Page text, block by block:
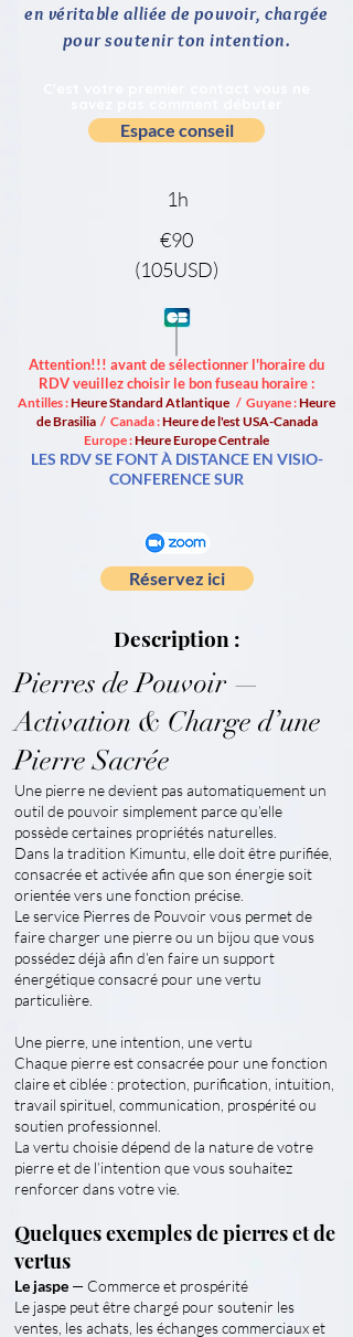
en véritable alliée de pouvoir, chargée
pour soutenir ton intention.
Espace conseil
1h
€90
(105USD)
Attention!!! avant de sélectionner l'horaire du
RDV veuillez choisir le bon fuseau horaire :
Antilles :Heure Standard Atlantique / Guyane :Heure
de Brasilia / Canada :Heure de l'est USA-Canada
Europe :Heure Europe Centrale
LES RDV SE FONT À DISTANCE EN VISIO-
CONFERENCE SUR
Réservez ici
Description :
Pierres de Pouvoir —
Activation & Charge d’une
Pierre Sacrée
Une pierre ne devient pas automatiquement un
outil de pouvoir simplement parce qu’elle
possède certaines propriétés naturelles.
Dans la tradition Kimuntu, elle doit être purifiée,
consacrée et activée afin que son énergie soit
orientée vers une fonction précise.
Le service Pierres de Pouvoir vous permet de
faire charger une pierre ou un bijou que vous
possédez déjà afin d’en faire un support
énergétique consacré pour une vertu
particulière.
Une pierre, une intention, une vertu
Chaque pierre est consacrée pour une fonction
claire et ciblée : protection, purification, intuition,
travail spirituel, communication, prospérité ou
soutien professionnel.
La vertu choisie dépend de la nature de votre
pierre et de l’intention que vous souhaitez
renforcer dans votre vie.
Quelques exemples de pierres et de
vertus
Le jaspe — Commerce et prospérité
Le jaspe peut être chargé pour soutenir les
ventes, les achats, les échanges commerciaux et